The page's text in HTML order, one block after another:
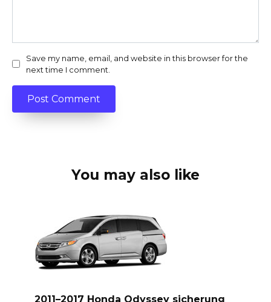
Save my name, email, and website in this browser for the
next time I comment.
You may also like
2011–2017 Honda Odyssey sicherung